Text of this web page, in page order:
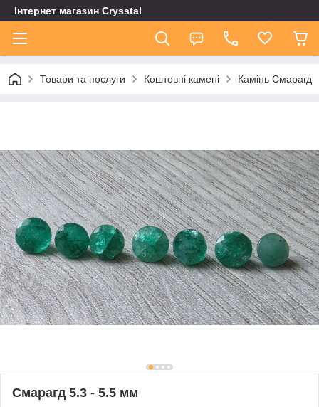
Інтернет магазин Сrysstal
Товари та послуги Коштовні камені Камінь Смарагд
Смарагд 5.3 - 5.5 мм